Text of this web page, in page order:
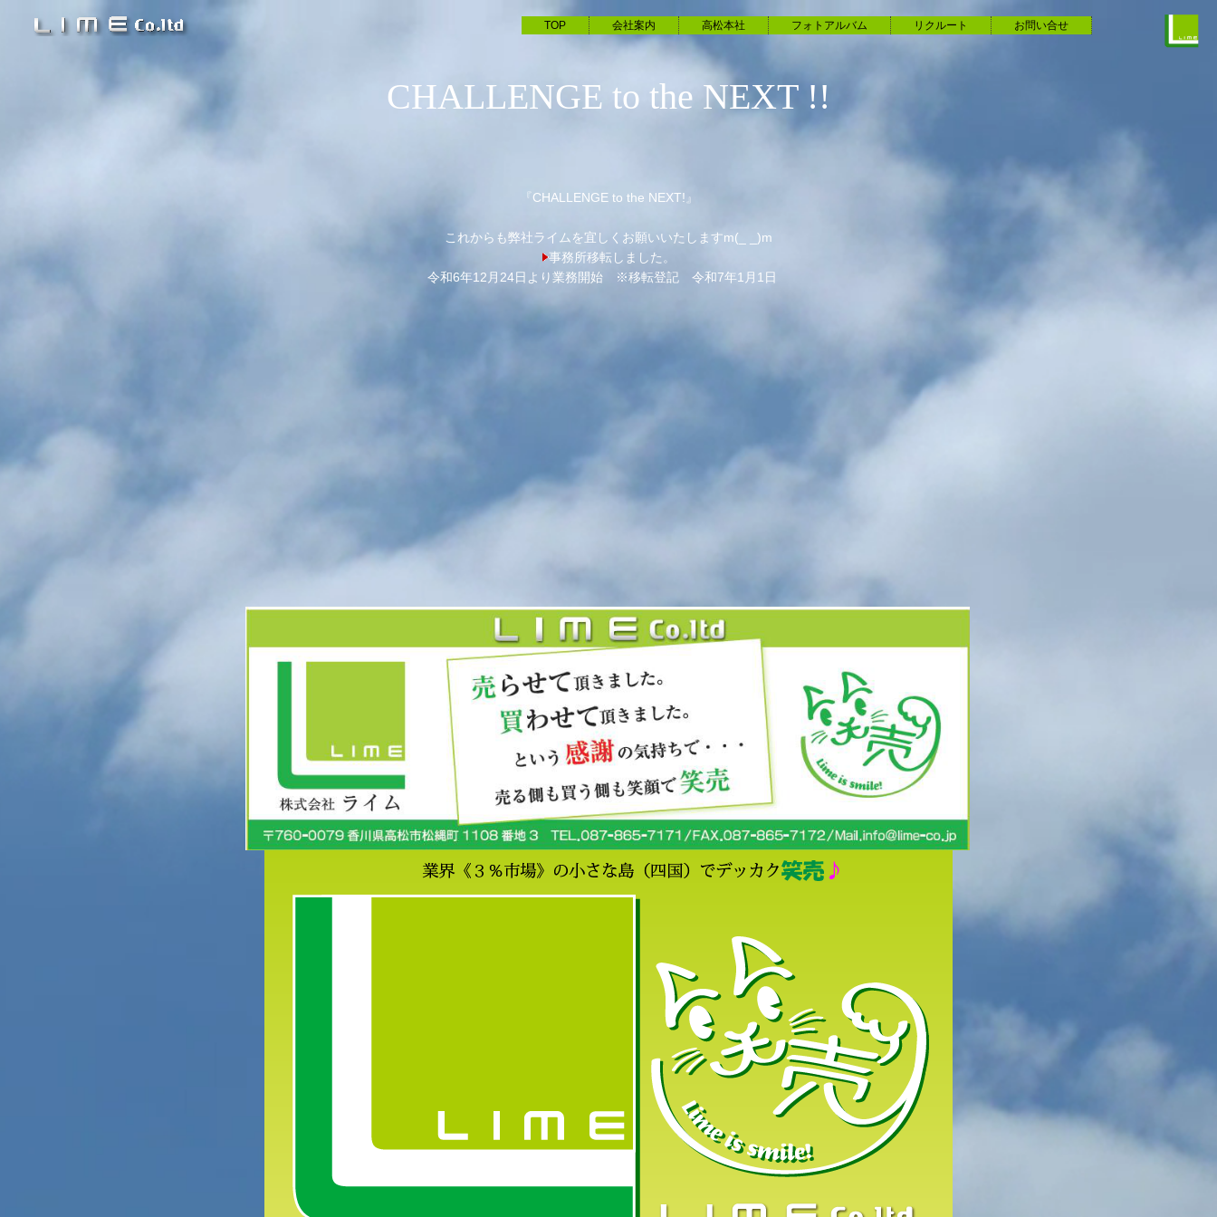
TOP 会社案内 高松本社 フォトアルバム リクルート お問い合せ
CHALLENGE to the NEXT !!
『CHALLENGE to the NEXT!』
これからも弊社ライムを宜しくお願いいたしますm(_ _)m
事務所移転しました。
令和6年12月24日より業務開始 ※移転登記 令和7年1月1日